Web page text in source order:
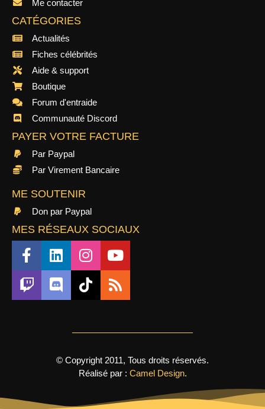
Me contacter
CATÉGORIES
Actualités
Fiches célébrités
Aide & support
Boutique
Forum d'entraide
Communauté Discord
PAYER VOTRE FACTURE
Par Paypal
Par Virement Bancaire
ME SOUTENIR
Don par Paypal
MES RÉSEAUX SOCIAUX
© Copyright 2011, Tous droits réservés.
Réalisé par : Camel Design.